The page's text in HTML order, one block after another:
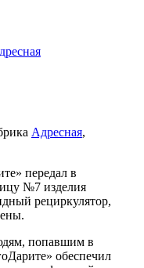
Адресная,
передал в
№7 изделия
рециркулятор,
попавшим в
обеспечил